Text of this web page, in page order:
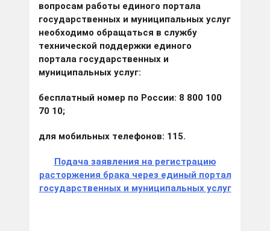
вопросам работы единого портала
государственных и муниципальных услуг
необходимо обращаться в службу
технической поддержки единого
портала государственных и
муниципальных услуг:
бесплатный номер по России: 8 800 100
70 10;
для мобильных телефонов: 115.
Подача заявления на регистрацию
расторжения брака через единый портал
государственных и муниципальных услуг